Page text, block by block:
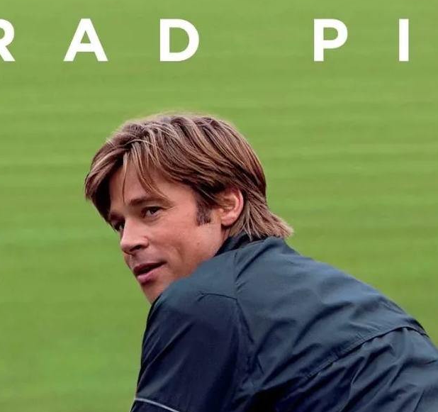
сам по себе
и в основном тянется на энтузиастах и их энергии.
для меня: система системой, но вот
без личного участия главного героя, без
— сцена, где происходит торг с 2 командами и владельцем клуба — высший
системы для победы (результата). В моей карьере при формировании команды
обсуждать идеи вслух с кем-то, а не только с собой, даёт другое мнение либо
стартапы проходят через это, когда хочется "выиграть лигу", а у тебя денег на
я не буду, приятного просмотра :)